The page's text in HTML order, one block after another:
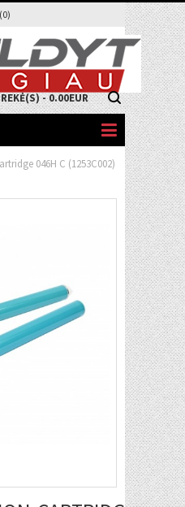
- 0.00EUR
046H C (1253C002)